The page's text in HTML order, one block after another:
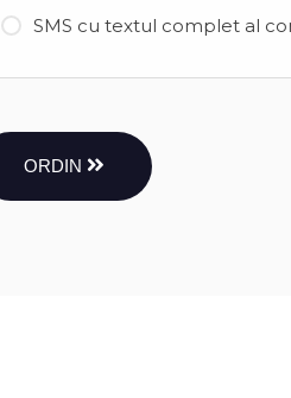
SMS cu textul complet al
ORDIN